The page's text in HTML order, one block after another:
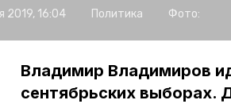
2019, 16:04 Политика Фото:
Владимир Владимиров
сентябрьских выборах.